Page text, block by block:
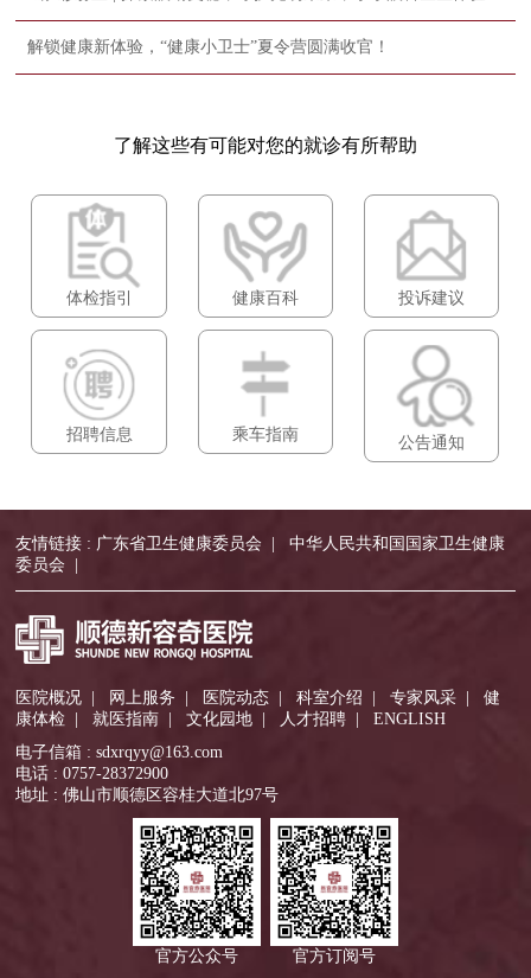
解锁健康新体验，“健康小卫士”夏令营圆满收官！
了解这些有可能对您的就诊有所帮助
体检指引 健康百科 投诉建议
招聘信息 乘车指南 公告通知
友情链接 : 广东省卫生健康委员会
中华人民共和国国家卫生健康
委员会
医院概况 网上服务 医院动态 科室介绍 专家风采
健
康体检
就医指南 文化园地 人才招聘
ENGLISH
电子信箱 : sdxrqyy@163.com
电话 : 0757-28372900
地址 : 佛山市顺德区容桂大道北97号
官方公众号 官方订阅号